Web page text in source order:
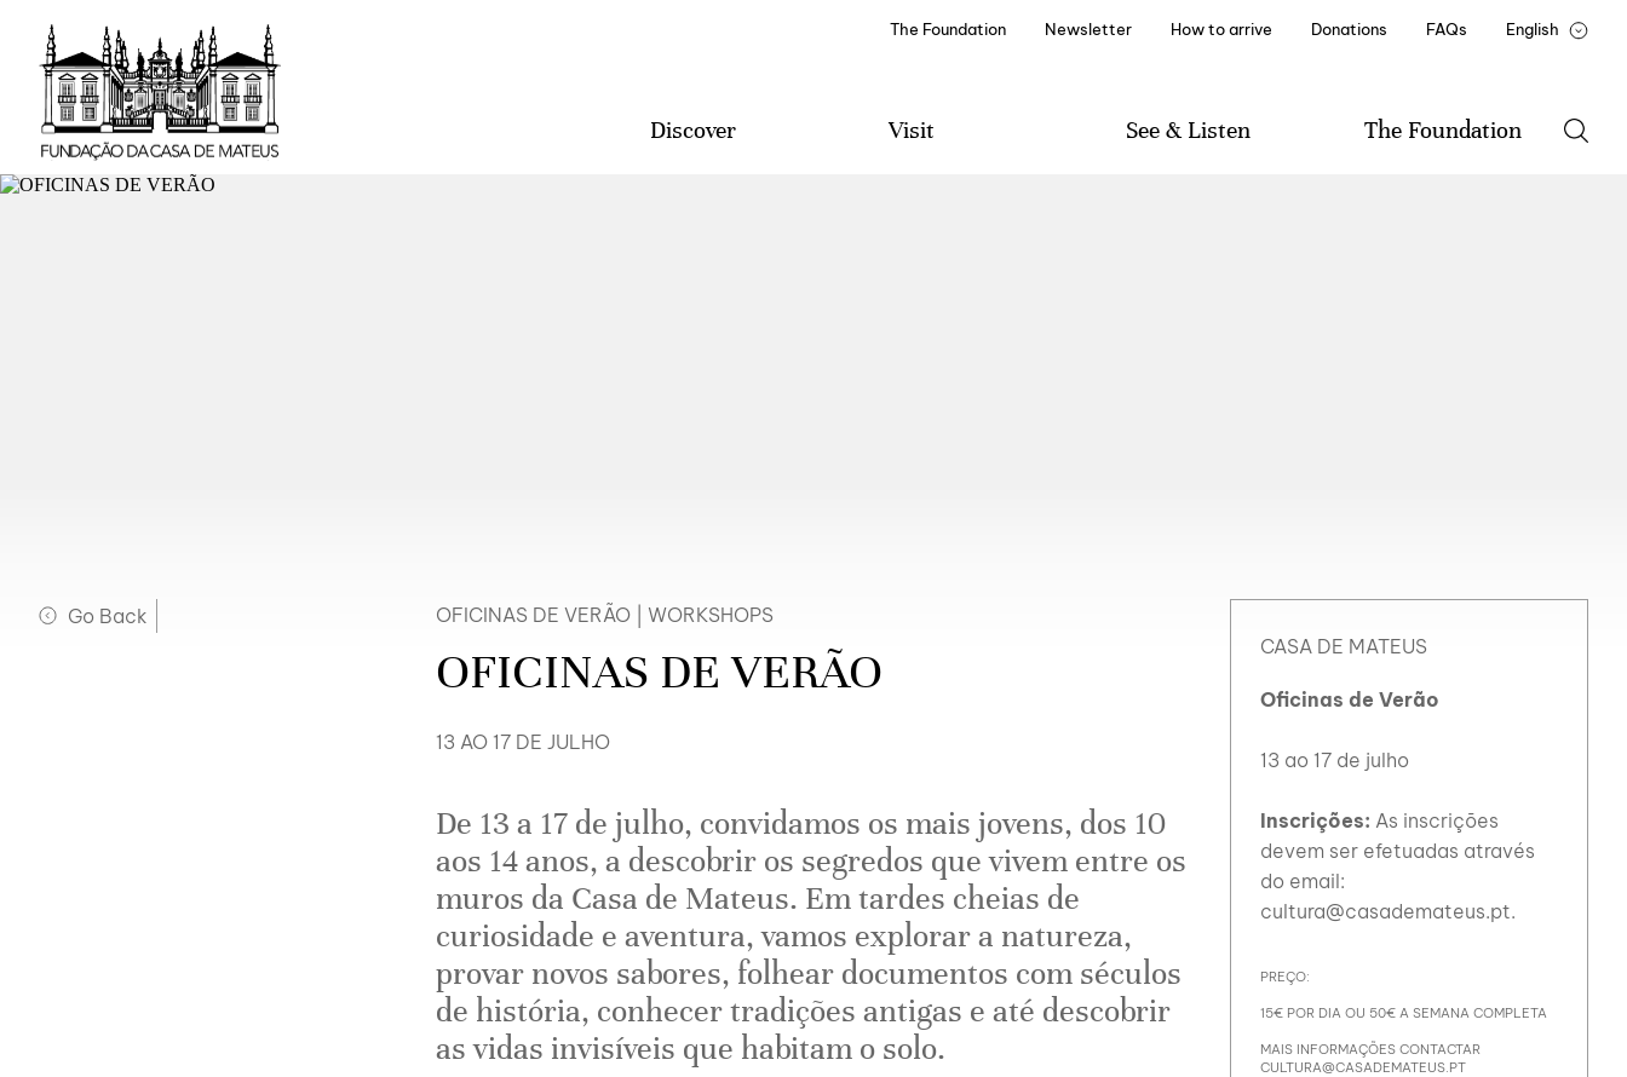
The Foundation Newsletter How to arrive Donations FAQs English
Discover Visit See & Listen The Foundation
Go Back OFICINAS DE VERÃO WORKSHOPS
OFICINAS DE VERÃO
13 AO 17 DE JULHO
De 13 a 17 de julho, convidamos os mais jovens, dos 10
aos 14 anos, a descobrir os segredos que vivem entre os
muros da Casa de Mateus. Em tardes cheias de
curiosidade e aventura, vamos explorar a natureza,
provar novos sabores, folhear documentos com séculos
de história, conhecer tradições antigas e até descobrir
as vidas invisíveis que habitam o solo.
CASA DE MATEUS
Oficinas de Verão
13 ao 17 de julho
Inscrições: As inscrições
devem ser efetuadas através
do email:
cultura@casademateus.pt.
PREÇO:
15€ POR DIA OU 50€ A SEMANA COMPLETA
MAIS INFORMAÇÕES CONTACTAR
CULTURA@CASADEMATEUS.PT